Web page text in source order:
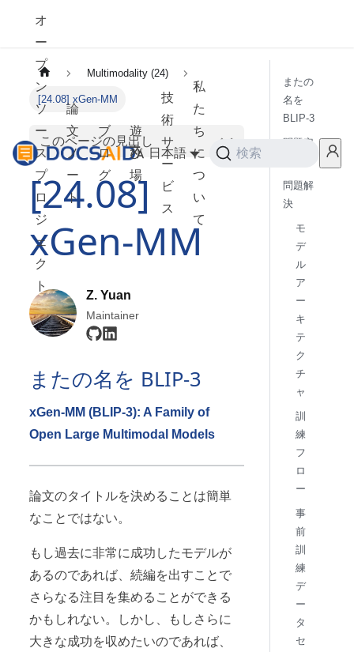
オ
ー
プ
ン
ソ
ー
ス
プ
ロ
ジ
ェ
ク
ト
論
文
ノ
ー
ト
ブ
ロ
グ
遊
び
場
技
術
サ
ー
ビ
ス
私
た
ち
に
つ
い
て
日本語 検索
Multimodality (24)
[24.08] xGen-MM
このページの見出し
[24.08]
xGen-MM
Z. Yuan
Maintainer
またの名を BLIP-3
xGen-MM (BLIP-3): A Family of
Open Large Multimodal Models
論文のタイトルを決めることは簡単
なことではない。
もし過去に非常に成功したモデルが
あるのであれば、続編を出すことで
さらなる注目を集めることができる
かもしれない。しかし、もしさらに
大きな成功を収めたいのであれば、
またの
名を
BLIP-3
問題定
問題解
決
モ
デ
ル
ア
ー
キ
テ
ク
チ
ャ
訓
練
フ
ロ
ー
事
前
訓
練
デ
ー
タ
セ